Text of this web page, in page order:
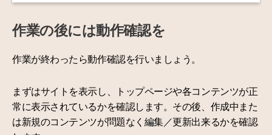
作業の後には動作確認を
作業が終わったら動作確認を行いましょう。
まずはサイトを表示し、トップページや各コンテンツが正
常に表示されているかを確認します。その後、作成中また
は新規のコンテンツが問題なく編集／更新出来るかを確認